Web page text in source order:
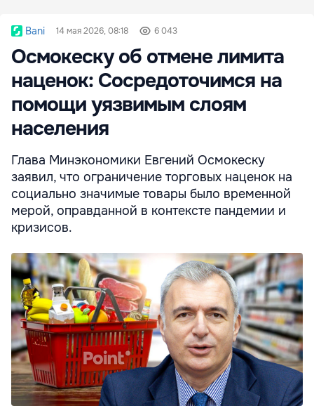
Bani 14 мая 2026, 08:18 6 043
Осмокеску об отмене лимита
наценок: Сосредоточимся на
помощи уязвимым слоям
населения
Глава Минэкономики Евгений Осмокеску
заявил, что ограничение торговых наценок на
социально значимые товары было временной
мерой, оправданной в контексте пандемии и
кризисов.